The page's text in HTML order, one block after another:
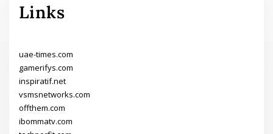
Links
uae-times.com
gamerifys.com
inspiratif.net
vsmsnetworks.com
offthem.com
ibommatv.com